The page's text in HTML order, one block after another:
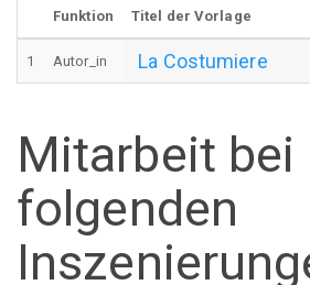
Funktion Titel der Vorlage
1 Autor_in La Costumiere
Mitarbeit bei
folgenden